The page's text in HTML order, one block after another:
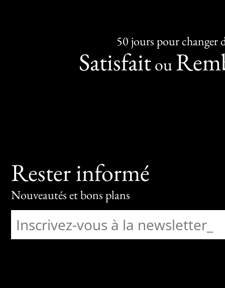
50 jours pour changer
Satisfaitou
Rester informé
Nouveautés et bons plans